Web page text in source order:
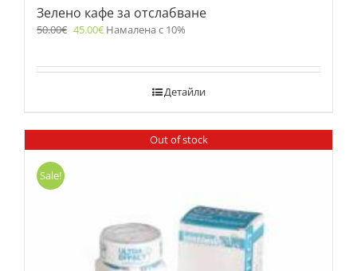
Зелено кафе за отслабване
50.00€ 45.00€ Намалена с 10%
Детайли
Out of stock
Sale!